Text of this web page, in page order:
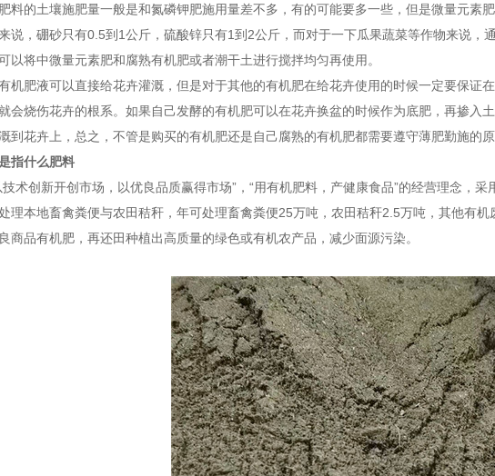
料的土壤施肥量一般是和氮磷钾肥施用量差不多，有的可能要多一些，但是微量元素
说，硼砂只有0.5到1公斤，硫酸锌只有1到2公斤，而对于一下瓜果蔬菜等作物来说，
以将中微量元素肥和腐熟有机肥或者潮干土进行搅拌均匀再使用。
机肥液可以直接给花卉灌溉，但是对于其他的有机肥在给花卉使用的时候一定要保证
会烧伤花卉的根系。如果自己发酵的有机肥可以在花卉换盆的时候作为底肥，再掺入
到花卉上，总之，不管是购买的有机肥还是自己腐熟的有机肥都需要遵守薄肥勤施的原
指什么肥料
技术创新开创市场，以优良品质赢得市场”，“用有机肥料，产健康食品”的经营理念，
理本地畜禽粪便与农田秸秆，年可处理畜禽粪便25万吨，农田秸秆2.5万吨，其他有
商品有机肥，再还田种植出高质量的绿色或有机农产品，减少面源污染。